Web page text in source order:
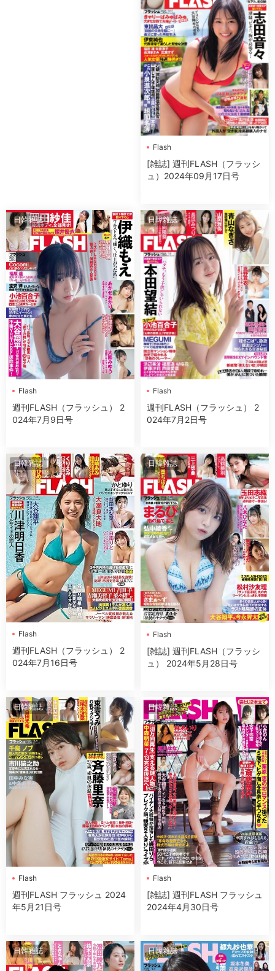
Flash
[雑誌] 週刊FLASH（フラッシ
ュ）2024年09月17日号
日韓雜誌
Flash
週刊FLASH（フラッシュ） 2
024年7月9日号
日韓雜誌
Flash
週刊FLASH（フラッシュ） 2
024年7月2日号
日韓雜誌
Flash
週刊FLASH（フラッシュ） 2
024年7月16日号
日韓雜誌
Flash
[雑誌] 週刊FLASH（フラッシ
ュ） 2024年5月28日号
日韓雜誌
Flash
週刊FLASH フラッシュ 2024
年5月21日号
日韓雜誌
Flash
[雑誌] 週刊FLASH フラッシュ
2024年4月30日号
日韓雜誌 日韓雜誌